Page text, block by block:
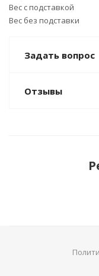
Вес с подставкой
Вес без подставки
Задать вопрос
Отзывы